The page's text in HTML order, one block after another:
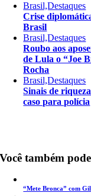
Brasil,Destaques
Crise
Brasil
Brasil,Destaques
Roubo aos
de Lula o “Joe
Rocha
Brasil,Destaques
Sinais de
caso para polícia
Você também
“Mete Bronca” com